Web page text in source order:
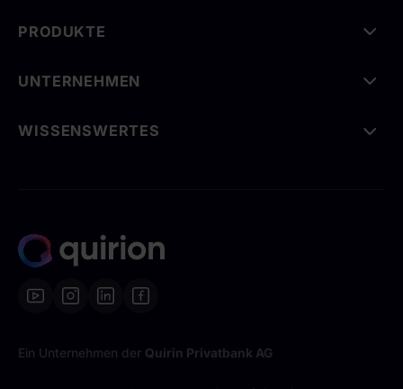
PRODUKTE
UNTERNEHMEN
WISSENSWERTES
Ein Unternehmen der Quirin Privatbank AG